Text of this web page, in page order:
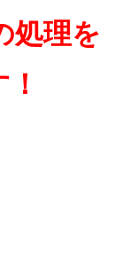
処理を